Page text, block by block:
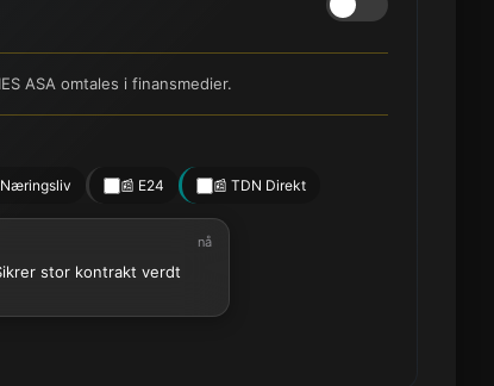
ASA omtales i finansmedier.
📰 E24 📰 TDN Direkt
nå
stor kontrakt verdt